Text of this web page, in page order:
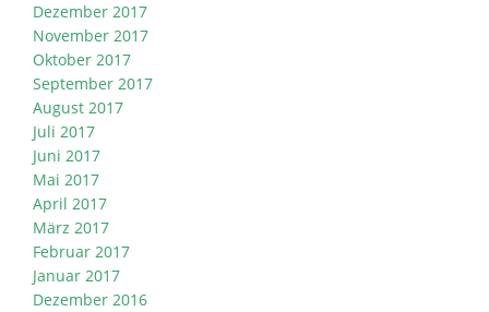
Dezember 2017
November 2017
Oktober 2017
September 2017
August 2017
Juli 2017
Juni 2017
Mai 2017
April 2017
März 2017
Februar 2017
Januar 2017
Dezember 2016